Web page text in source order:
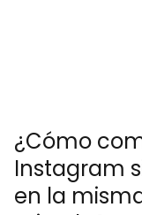
¿Cómo
Instagram
en la